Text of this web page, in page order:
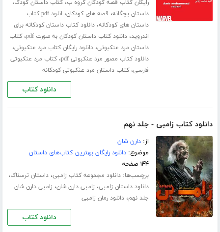
رایگان کتاب قصه کودکان گروه ب،کتاب داستان کودک،
داستان بچگانه، قصه های کودکان،
انلود pdf کتاب
داستان های کودکانه،دانلود کتاب داستان کودکانه برای
اندروید،دانلود کتاب داستان کودکان به صورت pdf ،کتاب
داستان مرد عنکبوتی،دانلود رایگان کتاب مرد عنکبوتی،
دانلود کتاب مصور مرد عنکبوتی pdf ،کتاب مرد عنکبوتی
فارسی،کتاب داستان مرد عنکبوتی کودکانه
دانلود کتاب
دانلود کتاب زامبی - جلد نهم
از:دارن شان
موضوع:دانلود رایگان بهترین کتاب‌های داستان
۱۴۴ صفحه
برچسب‌ها:دانلود مجموعه کتاب زامبی،داستان ترسناک،
دانلود داستان زامبی، زامبی دارن شان، زامبی دارن شان
جلد نهم،دانلود رمان زامبی
دانلود کتاب